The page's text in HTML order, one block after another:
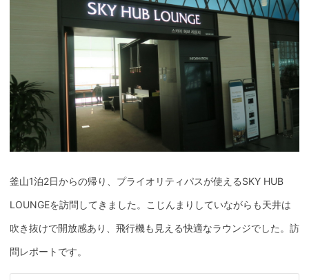
釜山1泊2日からの帰り、プライオリティパスが使えるSKY HUB
LOUNGEを訪問してきました。こじんまりしていながらも天井は
吹き抜けで開放感あり、飛行機も見える快適なラウンジでした。訪
問レポートです。